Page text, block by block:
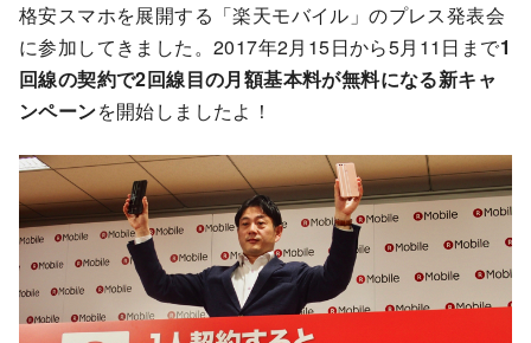
格安スマホを展開する「楽天モバイル」のプレス発表会
に参加してきました。2017年2月15日から5月11日まで1
回線の契約で2回線目の月額基本料が無料になる新キャ
ンペーンを開始しましたよ！